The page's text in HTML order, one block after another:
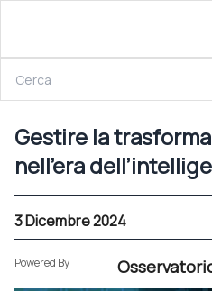
Gestire la
nell’era
3 Dicembre 2024
Powered By